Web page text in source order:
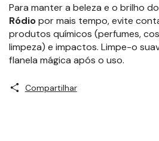
Para manter a beleza e o brilho
Ródiopor mais tempo, evite
produtos químicos (perfumes,
limpeza) e impactos. Limpe-o
flanela mágica após o uso.
Compartilhar